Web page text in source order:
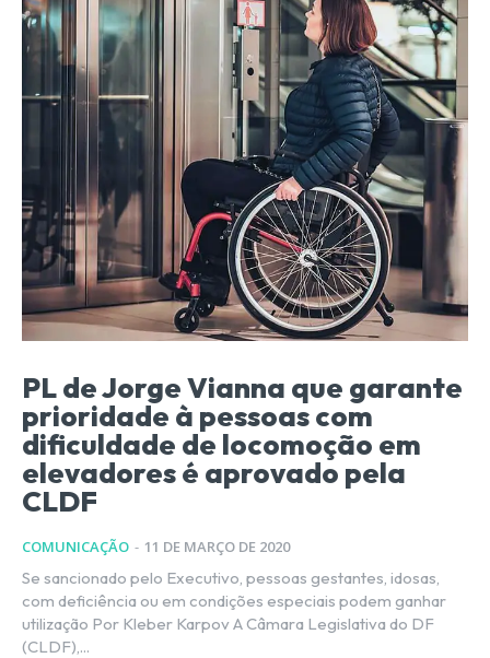
PL de Jorge Vianna que garante
prioridade à pessoas com
dificuldade de locomoção em
elevadores é aprovado pela
CLDF
COMUNICAÇÃO - 11 DE MARÇO DE 2020
Se sancionado pelo Executivo, pessoas gestantes, idosas,
com deficiência ou em condições especiais podem ganhar
utilização Por Kleber Karpov A Câmara Legislativa do DF
(CLDF),...